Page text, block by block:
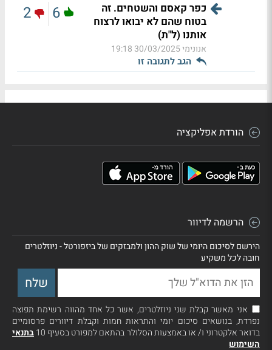
כפר קאסם והשטחים. זה
בטוח שהם לא יבואו לרצוח
אותנו (ל"ת)
אנונימי30/03/2025 19:18
הגב לתגובה זו
6
2
הורדת אפליקציה
הרשמה לדיוור
הירשם לסיכום היומי של שוק ההון ולמבזקים של ביזפורטל - ניוזלטרים
חובה לכל משקיע
אני מאשר קבלת שני ניוזלטרים, אשר כל אחד מהווה רשימת תפוצה
נפרדת, בנושאים סיכום יומי והתראות חמות וקבלת דיוורים פרסומיים
בדואר אלקטרוני ו/ או באמצעות הסלולר בהתאם למפורט בסעיף 10
בתנאי
השימוש